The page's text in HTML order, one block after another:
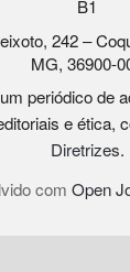
B1
242 –
MG, 36900-
periódico de
e ética,
Diretrizes.
com Open